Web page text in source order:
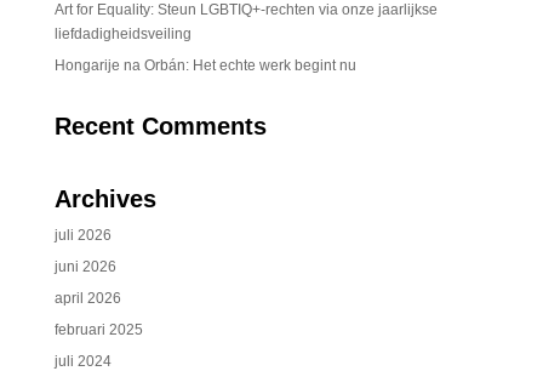
Art for Equality: Steun LGBTIQ+-rechten via onze jaarlijkse
liefdadigheidsveiling
Hongarije na Orbán: Het echte werk begint nu
Recent Comments
Archives
juli 2026
juni 2026
april 2026
februari 2025
juli 2024